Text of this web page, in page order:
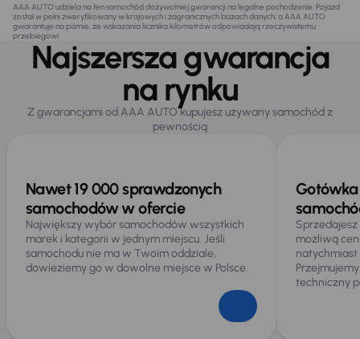
AAA AUTO udziela na ten samochód dożywotniej gwarancji na legalne pochodzenie. Pojazd
został w pełni zweryfikowany w krajowych i zagranicznych bazach danych, a AAA AUTO
gwarantuje na piśmie, że wskazania licznika kilometrów odpowiadają rzeczywistemu
przebiegowi.
Najszersza gwarancja
na rynku
Z gwarancjami od AAA AUTO kupujesz używany samochód z
pewnością
Nawet 19 000 sprawdzonych
samochodów w ofercie
Największy wybór samochodów wszystkich
marek i kategorii w jednym miejscu. Jeśli
samochodu nie ma w Twoim oddziale,
dowieziemy go w dowolne miejsce w Polsce.
możliwą
techniczny